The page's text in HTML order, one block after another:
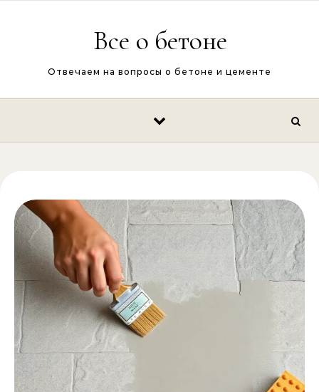
Все о бетоне
Отвечаем на вопросы о бетоне и цементе